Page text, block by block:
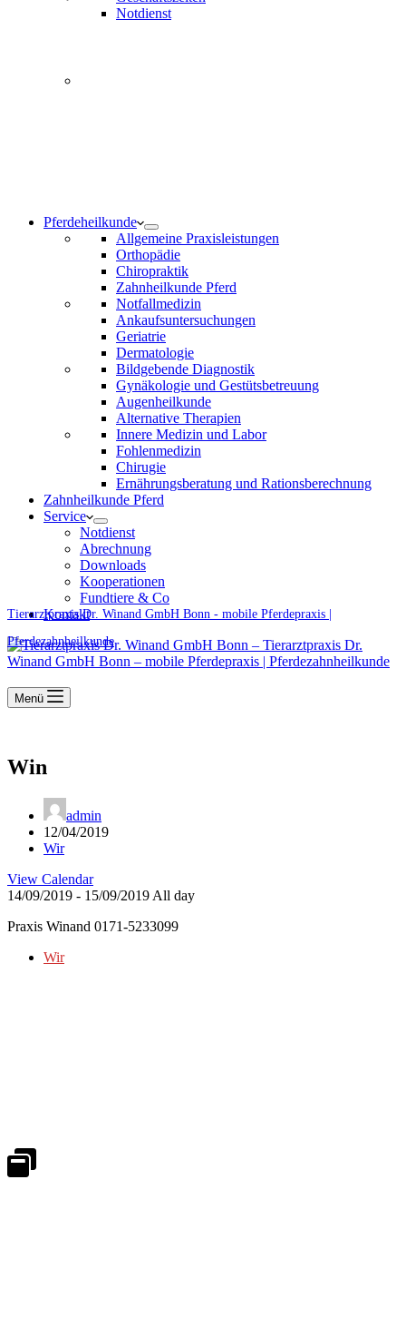
Notdienst
Pferdeheilkunde
Allgemeine Praxisleistungen
Orthopädie
Chiropraktik
Zahnheilkunde Pferd
Notfallmedizin
Ankaufsuntersuchungen
Geriatrie
Dermatologie
Bildgebende Diagnostik
Gynäkologie und Gestütsbetreuung
Augenheilkunde
Alternative Therapien
Innere Medizin und Labor
Fohlenmedizin
Chirugie
Ernährungsberatung und Rationsberechnung
Zahnheilkunde Pferd
Service
Notdienst
Abrechnung
Downloads
Kooperationen
Fundtiere & Co
Kontakt
Tierarztpraxis Dr. Winand GmbH Bonn - mobile Pferdepraxis |
Pferdezahnheilkunde
Menü
Win
admin
12/04/2019
Wir
View Calendar
14/09/2019 - 15/09/2019 All day
Praxis Winand 0171-5233099
Wir